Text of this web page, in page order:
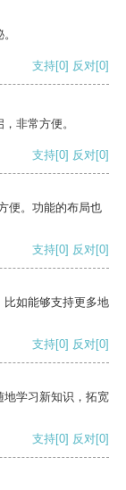
支持[0] 反对[0]
非常方便。
支持[0] 反对[0]
便。功能的布局也
支持[0] 反对[0]
比如能够支持更多地
支持[0] 反对[0]
地学习新知识，拓宽
支持[0] 反对[0]